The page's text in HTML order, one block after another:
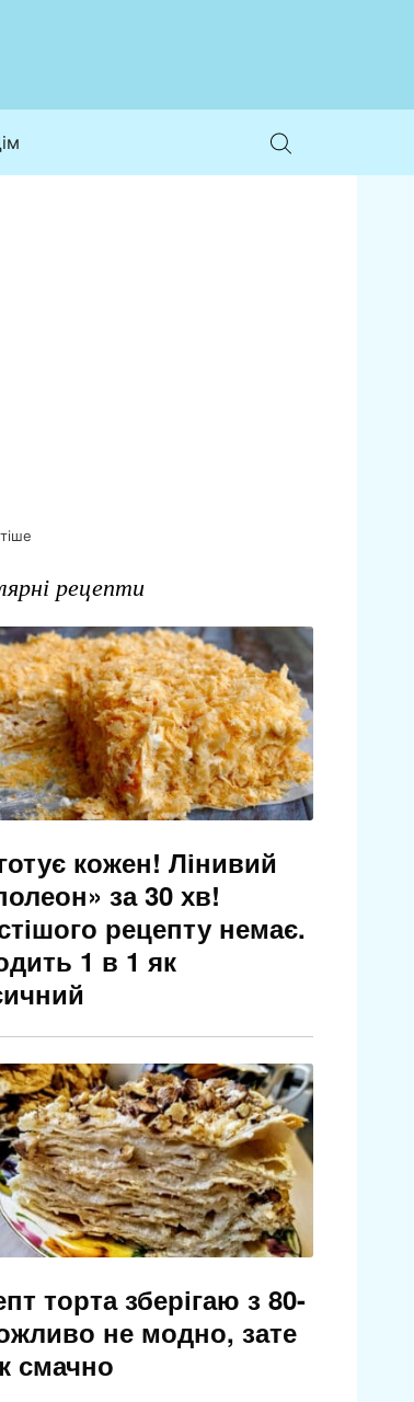
рецепти
кожен! Лінивий
за 30 хв!
рецепту немає.
1 в 1 як
торта зберігаю з 80-
не модно, зате
смачно